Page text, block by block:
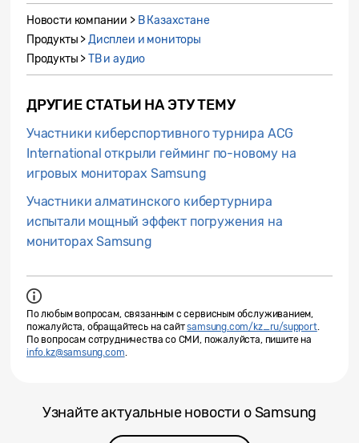
Новости компании > В Казахстане
Продукты >Дисплеи и мониторы
Продукты >ТВ и аудио
ДРУГИЕ СТАТЬИ НА ЭТУ ТЕМУ
Участники киберспортивного турнира ACG
International открыли гейминг по-новому на
игровых мониторах Samsung
Участники алматинского кибертурнира
испытали мощный эффект погружения на
мониторах Samsung
По любым вопросам, связанным с сервисным обслуживанием,
пожалуйста, обращайтесь на сайтsamsung.com/kz_ru/support.
По вопросам сотрудничества со СМИ, пожалуйста, пишите на
info.kz@samsung.com.
Узнайте актуальные новости о Samsung